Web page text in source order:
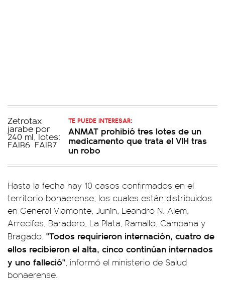
TE PUEDE INTERESAR:
ANMAT prohibió tres lotes de un
medicamento que trata el VIH tras
un robo
Hasta la fecha hay 10 casos confirmados en el
territorio bonaerense, los cuales están distribuidos
en General Viamonte, Junín, Leandro N. Alem,
Arrecifes, Baradero, La Plata, Ramallo, Campana y
Bragado. "Todos requirieron internación, cuatro de
ellos recibieron el alta, cinco continúan internados
y uno falleció", informó el ministerio de Salud
bonaerense.